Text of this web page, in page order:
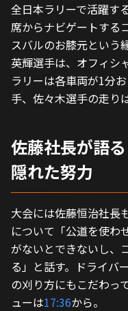
全日本ラリーで活躍す
席からナビゲートする
スバルのお膝元という
英輝選手は、オフィシ
ラリーは各車両が1分
手、佐々木選手の走り
佐藤社長が語
隠れた努力
大会には佐藤恒治社長
について「公道を使わ
がないとできないし、
る」と話す。ドライバ
の刈り方にもこだわっ
ューは17:36から。